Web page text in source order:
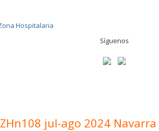
Síguenos
ZHn108 jul-ago 2024 Navarra